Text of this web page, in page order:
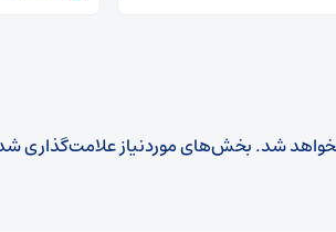
شد.بخش‌های موردنیاز علامت‌گذاری